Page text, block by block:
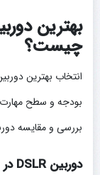
بهترین
چیست؟
انتخاب بهترین
بودجه و سطح مهارت
بررسی و مقایسه
دوربین DSLR در مقابل بدون آینه